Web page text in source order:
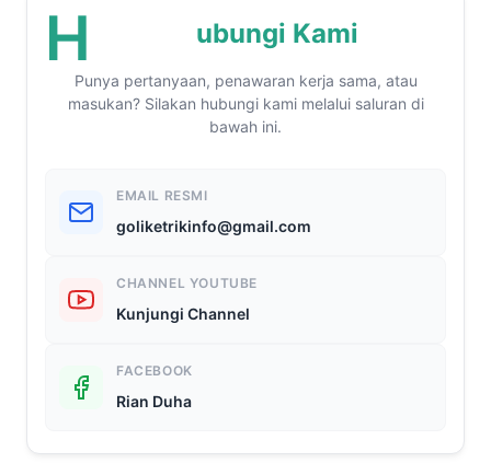
H ubungi Kami
Punya pertanyaan, penawaran kerja sama, atau
masukan? Silakan hubungi kami melalui saluran di
bawah ini.
EMAIL RESMI
goliketrikinfo@gmail.com
CHANNEL YOUTUBE
Kunjungi Channel
FACEBOOK
Rian Duha